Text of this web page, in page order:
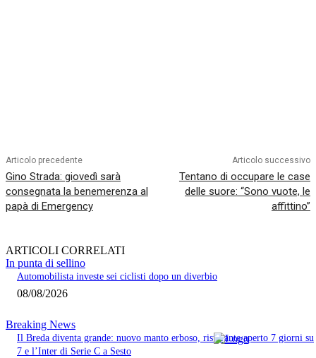
Articolo precedente
Gino Strada: giovedì sarà
consegnata la benemerenza al
papà di Emergency
Articolo successivo
Tentano di occupare le case
delle suore: “Sono vuote, le
affittino”
ARTICOLI CORRELATI
In punta di sellino
Automobilista investe sei ciclisti dopo un diverbio
08/08/2026
Breaking News
Il Breda diventa grande: nuovo manto erboso, ristorante aperto 7 giorni su
7 e l’Inter di Serie C a Sesto